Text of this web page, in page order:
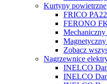
Kurtyny powietrzne
FRICO
FERONO
Zobacz
Nagrzewnice
INELCO
INELCO